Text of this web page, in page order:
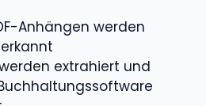
Anhängen werden
extrahiert und